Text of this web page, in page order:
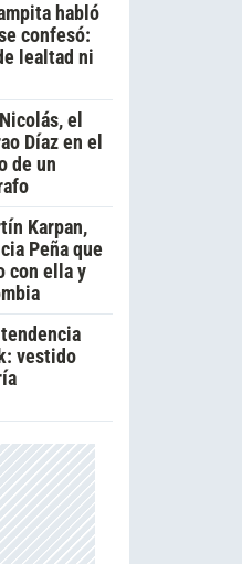
habló
confesó:
lealtad ni
el
Díaz en el
de un
Karpan,
Peña que
con ella y
vestido